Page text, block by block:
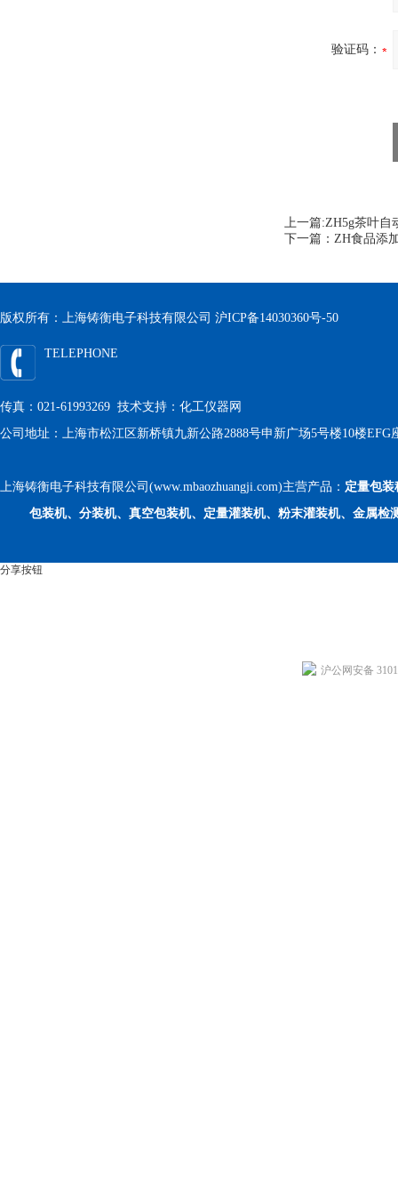
验证码：
上一篇:ZH5g茶叶自
下一篇： ZH食品添
版权所有：上海铸衡电子科技有限公司 沪ICP备14030360号-50
TELEPHONE
传真：021-61993269 技术支持： 化工仪器网
公司地址：上海市松江区新桥镇九新公路2888号申新广场5号楼10楼EFG
上海铸衡电子科技有限公司(www.mbaozhuangji.com)主营产品： 定量包装
包装机、分装机、真空包装机、定量灌装机、粉末灌装机、金属检
分享按钮
沪公网安备